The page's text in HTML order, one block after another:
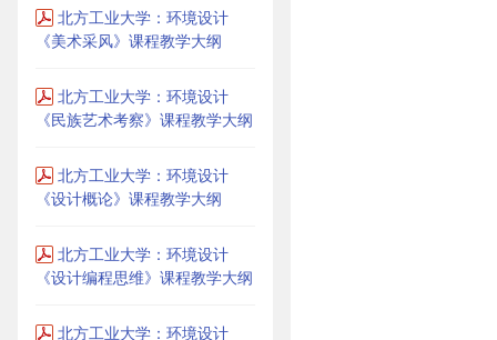
北方工业大学：环境设计
《美术采风》课程教学大纲
北方工业大学：环境设计
《民族艺术考察》课程教学大纲
北方工业大学：环境设计
《设计概论》课程教学大纲
北方工业大学：环境设计
《设计编程思维》课程教学大纲
北方工业大学：环境设计